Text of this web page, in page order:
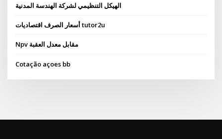
الهيكل التنظيمي لشركة الهندسة المدنية
أسعار الصرف اقتصاديات tutor2u
Npv مقابل معدل العقبة
Cotação açoes bb